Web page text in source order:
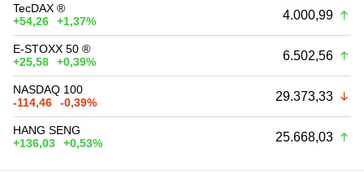
TecDAX ®
+54,26
+1,37% 4.000,99
E-STOXX 50 ®
+25,58
+0,39% 6.502,56
NASDAQ 100
-114,46
-0,39% 29.373,33
HANG SENG
+136,03
+0,53% 25.668,03